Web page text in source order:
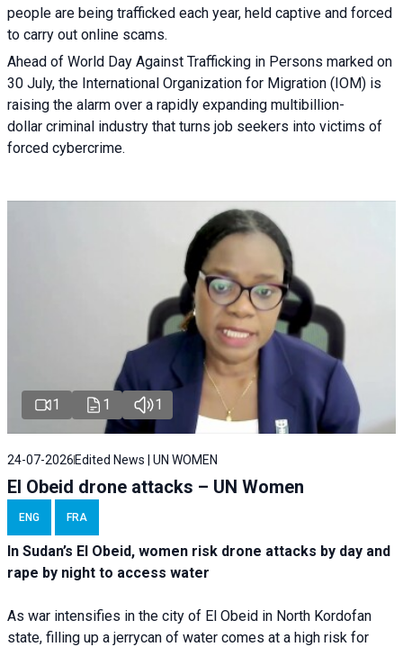
people are being trafficked each year, held captive and forced
to carry out online scams.
Ahead of World Day Against Trafficking in Persons marked on
30 July, the International Organization for Migration (IOM) is
raising the alarm over a rapidly expanding multibillion-
dollar criminal industry that turns job seekers into victims of
forced cybercrime.
1 1 1
24-07-2026 Edited News | UN WOMEN
El Obeid drone attacks – UN Women
ENG FRA
In Sudan’s El Obeid, women risk drone attacks by day and
rape by night to access water
As war intensifies in the city of El Obeid in North Kordofan
state, filling up a jerrycan of water comes at a high risk for